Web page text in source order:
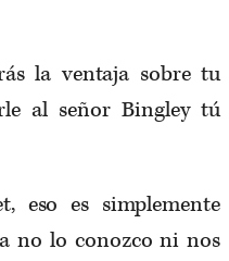
la ventaja sobre tu
al señor Bingley tú
eso es simplemente
no lo conozco ni nos